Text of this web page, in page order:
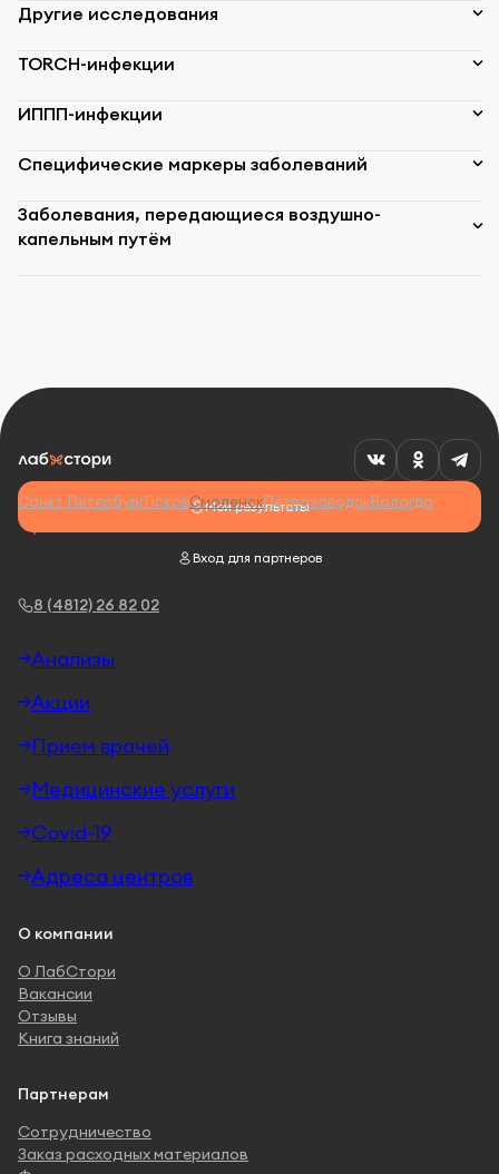
Другие исследования
TORCH-инфекции
ИППП-инфекции
Специфические маркеры заболеваний
Заболевания, передающиеся воздушно-
капельным путём
8 (4812) 26 82 02
Мои результаты
Вход для партнеров
Санкт-ПетербургПсковСмоленскПетрозаводскВологда
Анализы
Акции
Прием врачей
Медицинские услуги
Covid-19
Адреса центров
О компании
О ЛабСтори
Вакансии
Отзывы
Книга знаний
Партнерам
Сотрудничество
Заказ расходных материалов